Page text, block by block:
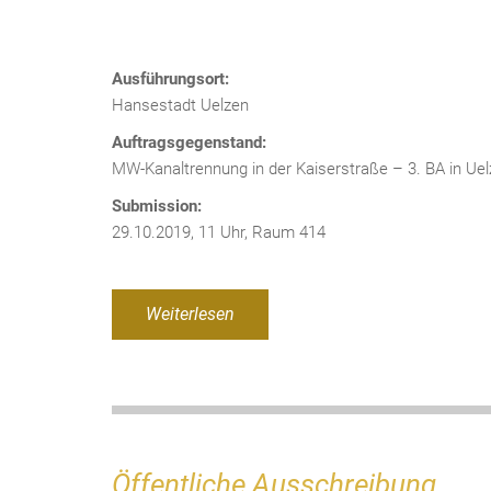
Ausführungsort:
Hansestadt Uelzen
Auftragsgegenstand:
MW-Kanaltrennung in der Kaiserstraße – 3. BA in
Submission:
29.10.2019, 11 Uhr, Raum 414
Weiterlesen
Öffentliche Ausschreibung